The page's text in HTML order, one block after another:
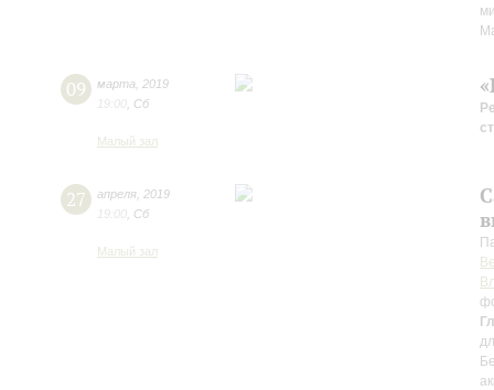
09 марта
2019
19:00 Сб
Малый зал
27 апреля 2019
19:00 Сб
Малый зал